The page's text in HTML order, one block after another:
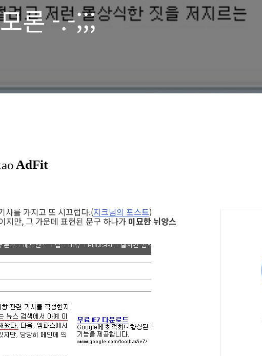
론 -.-;;;
사를 가지고 또 시끄럽다.(지크님의 포스트)
지만, 그 가운데 표현된 문구 하나가 미묘한 뉘앙스